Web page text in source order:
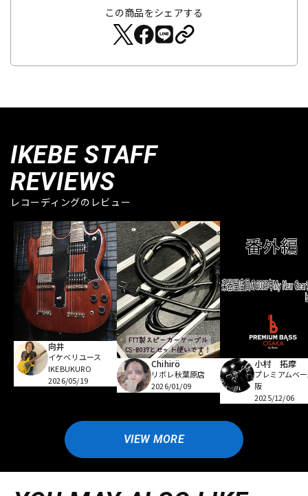
この商品をシェアする
IKEBE STAFF
REVIEWS
レコーディングのレビュー
向井
イケベリユース
IKEBUKURO
2026/05/19
Chihirö
リボレ秋葉原店
2026/01/09
小村 拓摩
プレミアムベ
阪
2025/12/06
VIEW MORE